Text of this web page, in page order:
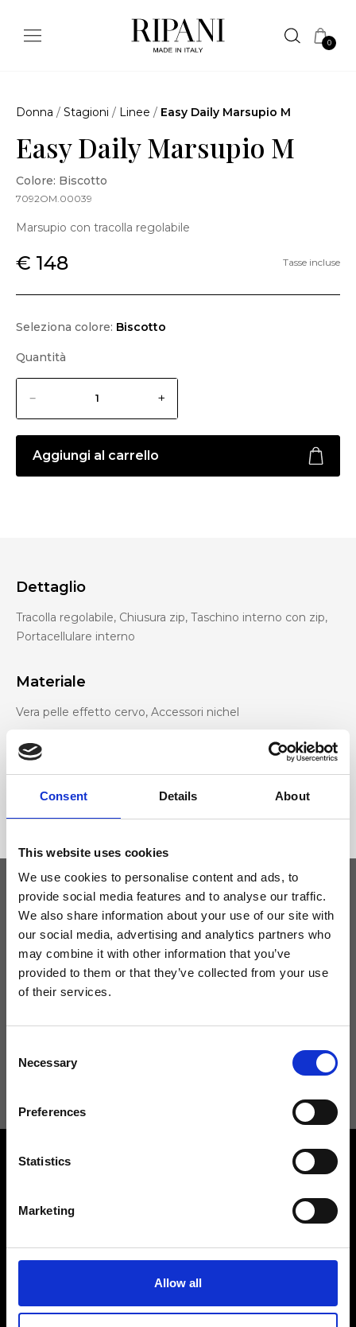
Consent Details About
This website uses cookies
We use cookies to personalise content and ads, to
provide social media features and to analyse our traffic.
We also share information about your use of our site with
our social media, advertising and analytics partners who
may combine it with other information that you’ve
provided to them or that they’ve collected from your use
of their services.
Selection
Necessary
Preferences
Statistics
Marketing
Allow all
0
Donna / Stagioni / Linee / Easy Daily Marsupio M
Easy Daily Marsupio M
Colore: Biscotto
7092OM.00039
Marsupio con tracolla regolabile
€ 148 Tasse incluse
Seleziona colore: Biscotto
Quantità
Aggiungi al carrello
Dettaglio
Tracolla regolabile, Chiusura zip, Taschino interno con zip,
Portacellulare interno
Materiale
Vera pelle effetto cervo, Accessori nichel
Dimensione
Tieniti aggiornato
Non perdere le novità di Ripani, iscriviti alla newsletter!
Acconsento a ricevere novità e promo da Ripani. Per maggiori
informazioni consulta la
Cerca un negozio Contattaci
Rispondiamo a tutte le tue